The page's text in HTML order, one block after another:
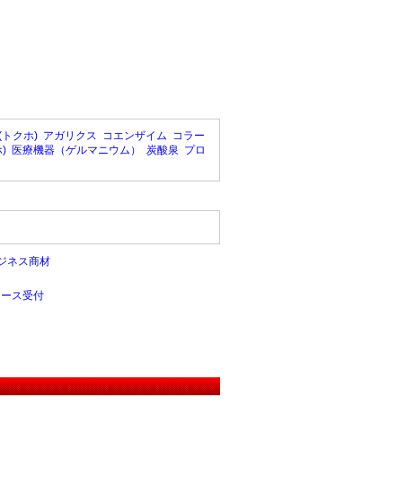
クホ) アガリクス コエンザイム コラー
) 医療機器（ゲルマニウム） 炭酸泉 プロ
ネス商材
ス受付